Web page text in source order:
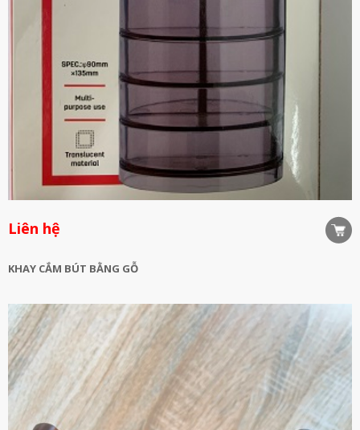
Liên hệ
KHAY CẮM BÚT BẰNG GỖ